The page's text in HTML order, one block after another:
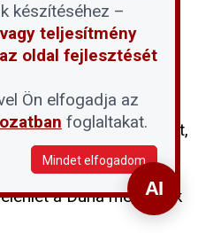
idején sokan
a folyó
a Fővárosi Vízművek
vízbázisvédelmi
szigorúan
e tilalom jelentőségét,
pontosan a vízbázis
kockázatot a lakossági
a Duna medrének
készítéséhez –
teljesítmény
oldal fejlesztését
Ön elfogadja az
foglaltakat.
Mindet elfogadom